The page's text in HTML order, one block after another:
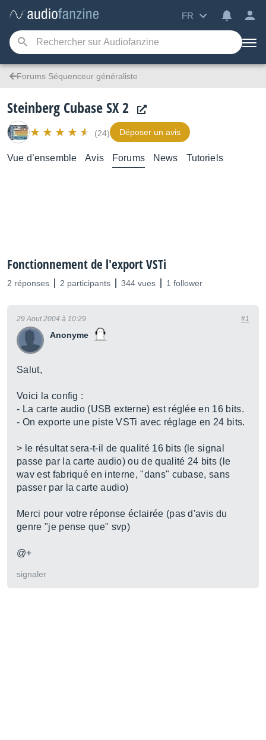
FR
Forums Séquenceur généraliste
Steinberg Cubase SX 2
(24) Déposer un avis
Vue d’ensemble Avis Forums News Tutoriels
Fonctionnement de l'export VSTi
2 réponses 2 participants 344 vues 1 follower
Anonyme
29 Aout 2004 à 10:29 #1
Salut,
Voici la config :
- La carte audio (USB externe) est réglée en 16 bits.
- On exporte une piste VSTi avec réglage en 24 bits.
> le résultat sera-t-il de qualité 16 bits (le signal
passe par la carte audio) ou de qualité 24 bits (le
wav est fabriqué en interne, "dans" cubase, sans
passer par la carte audio)
Merci pour votre réponse éclairée (pas d'avis du
genre "je pense que" svp)
@+
signaler